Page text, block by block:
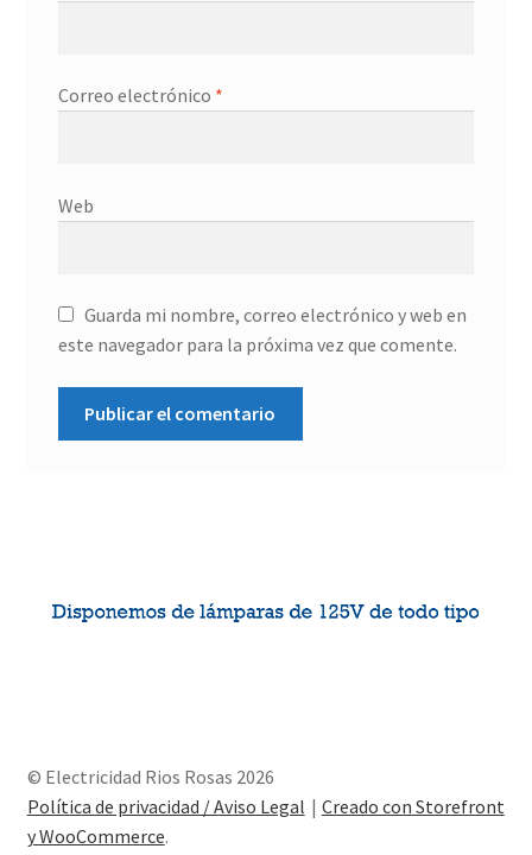
Correo electrónico *
Web
Guarda mi nombre, correo electrónico y web en
este navegador para la próxima vez que comente.
© Electricidad Rios Rosas 2026
Política de privacidad / Aviso Legal
Creado con Storefront
y WooCommerce.